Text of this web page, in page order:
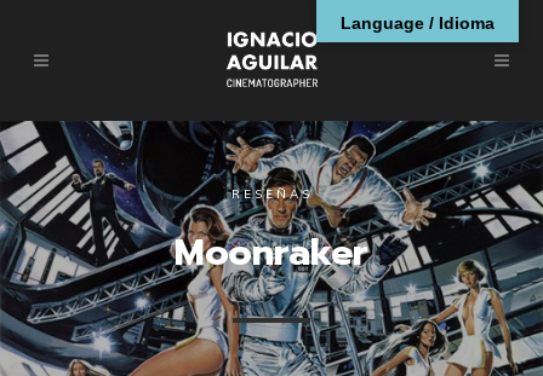
RESEÑAS
Moonraker
Language / Idioma